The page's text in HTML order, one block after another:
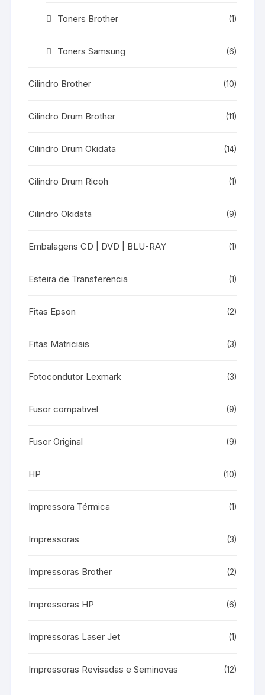
Toners Brother (1)
Toners Samsung (6)
Cilindro Brother (10)
Cilindro Drum Brother (11)
Cilindro Drum Okidata (14)
Cilindro Drum Ricoh (1)
Cilindro Okidata (9)
Embalagens CD | DVD | BLU-RAY (1)
Esteira de Transferencia (1)
Fitas Epson (2)
Fitas Matriciais (3)
Fotocondutor Lexmark (3)
Fusor compativel (9)
Fusor Original (9)
HP (10)
Impressora Térmica (1)
Impressoras (3)
Impressoras Brother (2)
Impressoras HP (6)
Impressoras Laser Jet (1)
Impressoras Revisadas e Seminovas (12)